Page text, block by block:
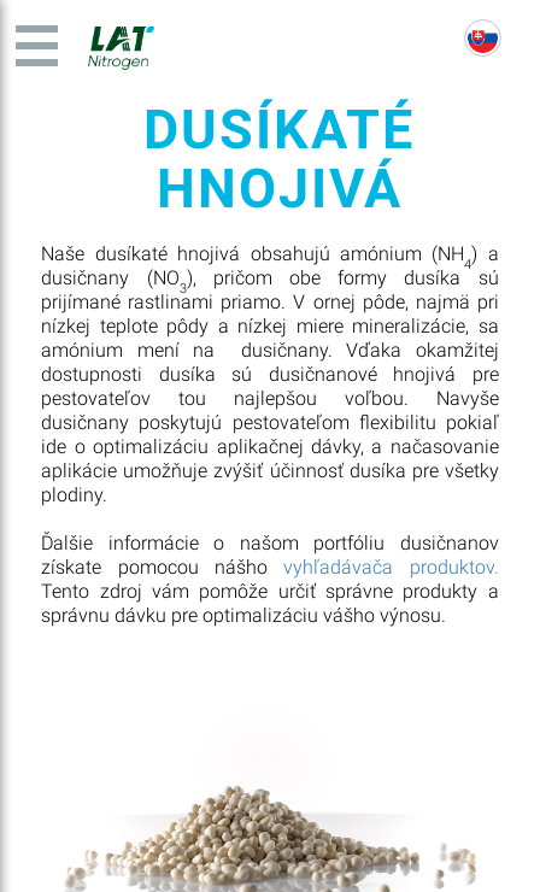
DUSÍKATÉ
HNOJIVÁ
Naše dusíkaté hnojivá obsahujú amónium (NH4) a
dusičnany (NO3), pričom obe formy dusíka sú
prijímané rastlinami priamo. V ornej pôde, najmä pri
nízkej teplote pôdy a nízkej miere mineralizácie, sa
amónium mení na dusičnany. Vďaka okamžitej
dostupnosti dusíka sú dusičnanové hnojivá pre
pestovateľov tou najlepšou voľbou. Navyše
dusičnany poskytujú pestovateľom flexibilitu pokiaľ
ide o optimalizáciu aplikačnej dávky, a načasovanie
aplikácie umožňuje zvýšiť účinnosť dusíka pre všetky
plodiny.
Ďalšie informácie o našom portfóliu dusičnanov
získate pomocou nášhovyhľadávača produktov.
Tento zdroj vám pomôže určiť správne produkty a
správnu dávku pre optimalizáciu vášho výnosu.